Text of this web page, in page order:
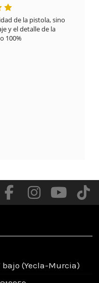
de la pistola, sino
y el detalle de la
100%
bajo (Yecla-Murcia)